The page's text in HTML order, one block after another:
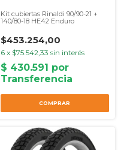
Kit cubiertas Rinaldi 90/90-21 +
140/80-18 HE42 Enduro
$453.254,00
6 x $75.542,33 sin interés
COMPRAR